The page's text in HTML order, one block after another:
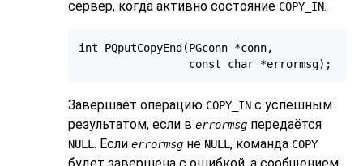
сервер, когда активно состояние COPY_IN.
int PQputCopyEnd(PGconn *conn,
Завершает операцию COPY_IN с успешным
результатом, если в errormsg передаётся
NULL . Если errormsg не NULL , команда COPY
будет завершена с ошибкой, а сообщением